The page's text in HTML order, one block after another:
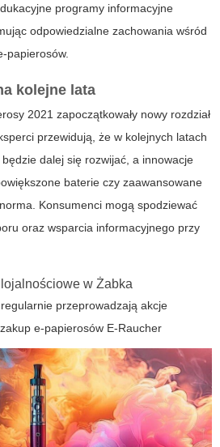
programy informacyjne
odpowiedzialne zachowania wśród
papierosów.
kolejne lata
2021 zapoczątkowały nowy rozdział
przewidują, że w kolejnych latach
dalej się rozwijać, a innowacje
baterie czy zaawansowane
Konsumenci mogą spodziewać
oraz wsparcia informacyjnego przy
w Żabka
przeprowadzają akcje
e-papierosów E-Raucher